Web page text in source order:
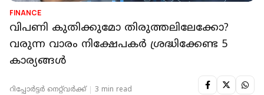
FINANCE
വിപണി കുതിക്കുമോ തിരുത്തലിലേക്കോ?
വരുന്ന വാരം നിക്ഷേപകർ ശ്രദ്ധിക്കേണ്ട 5
കാര്യങ്ങൾ
റിപ്പോർട്ടർ നെറ്റ്‌വര്‍ക്ക്‌ 3 min read